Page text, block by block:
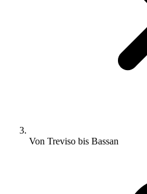
Von Treviso bis Bassan